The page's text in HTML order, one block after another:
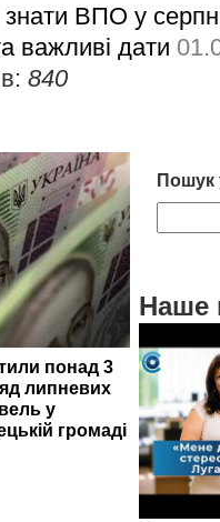
ВПО у
важливі дати
840
понад 3
липневих
у
громаді
Пошук
Наше